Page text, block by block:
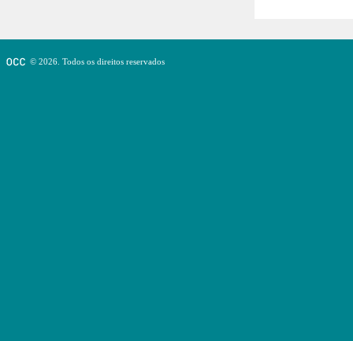
© 2026. Todos os direitos reservados